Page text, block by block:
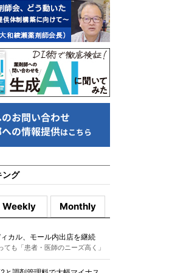
ング
Weekly Monthly
カル、モール内出店を継続
ても「患者・医師のニーズ高く」